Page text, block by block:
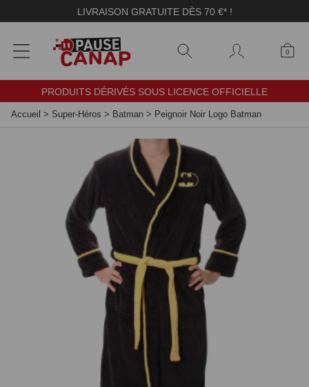
LIVRAISON GRATUITE DÈS 70 €* !
0
PRODUITS DÉRIVÉS SOUS LICENCE OFFICIELLE
Accueil > Super-Héros > Batman > Peignoir Noir Logo Batman
Panneau de gestion des cookies